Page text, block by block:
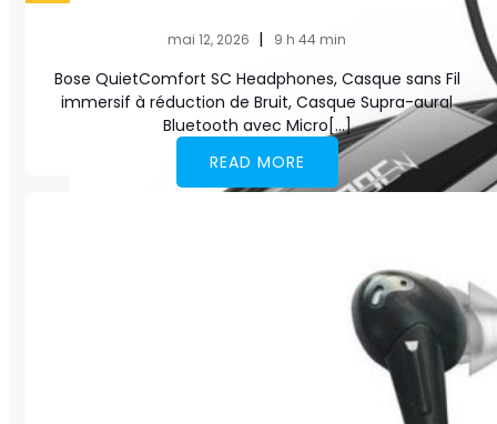
mai 12, 2026 | 9 h 44 min
Bose QuietComfort SC Headphones, Casque sans Fil
immersif à réduction de Bruit, Casque Supra-aural
Bluetooth avec Micro[…]
READ MORE